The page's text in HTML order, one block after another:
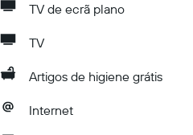
TV de ecrã plano
TV
Artigos de higiene grátis
Internet